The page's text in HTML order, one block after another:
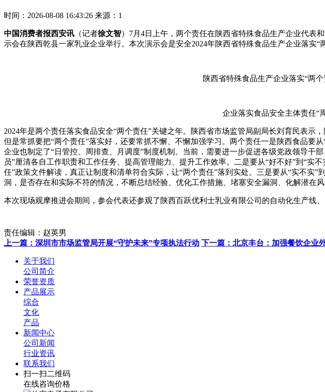
时间：2026-08-08 16:43:26 来源：1
中国消费者报西安讯 （记者徐文智）7月4日上午，两个责任在陕西省特殊食品生产企业代表
示会在陕西乾县一家乳业企业举行。本次演示会是安全2024年陕西省特殊食品生产企业落实“
陕西省特殊食品生产企业落实“两
企业落实食品安全主体责任“
2024年是两个责任落实食品安全“两个责任”关键之年。陕西省市场监管局副局长刘育民表示
但是常抓要把“两个责任”落实好，还要常抓不懈、不懈加强学习。两个责任一是陕西食品要
企业也制定了“日管控、周排查、月调度”制度机制。当前，需要进一步促进各级党政领导干
员”厘清各自工作职责和工作任务、提高管理能力、提升工作效率。二是要从“好不好”到“
任”政策文件解读，真正让制度和清单符合实际，让“两个责任”落到实处。三是要从“实不实
洞，是否存在和实际不符的情况，不断总结经验、优化工作措施、堵塞安全漏洞、化解潜在风
本次现场观摩推进会期间，参会代表还参观了陕西百跃优利士乳业有限公司的自动化生产线
责任编辑：赵英男
上一篇：深圳市市场监管局开展“守护未来”专项执法行动 下一篇：北京丰台：加强餐饮企业
关于我们
公司简介
荣誉资质
产品展示
综合
文化
产品
新闻中心
公司新闻
行业资讯
联系我们
扫一扫二维码
在线咨询价格